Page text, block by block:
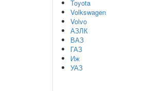
Toyota
Volkswagen
Volvo
АЗЛК
ВАЗ
ГАЗ
Иж
УАЗ